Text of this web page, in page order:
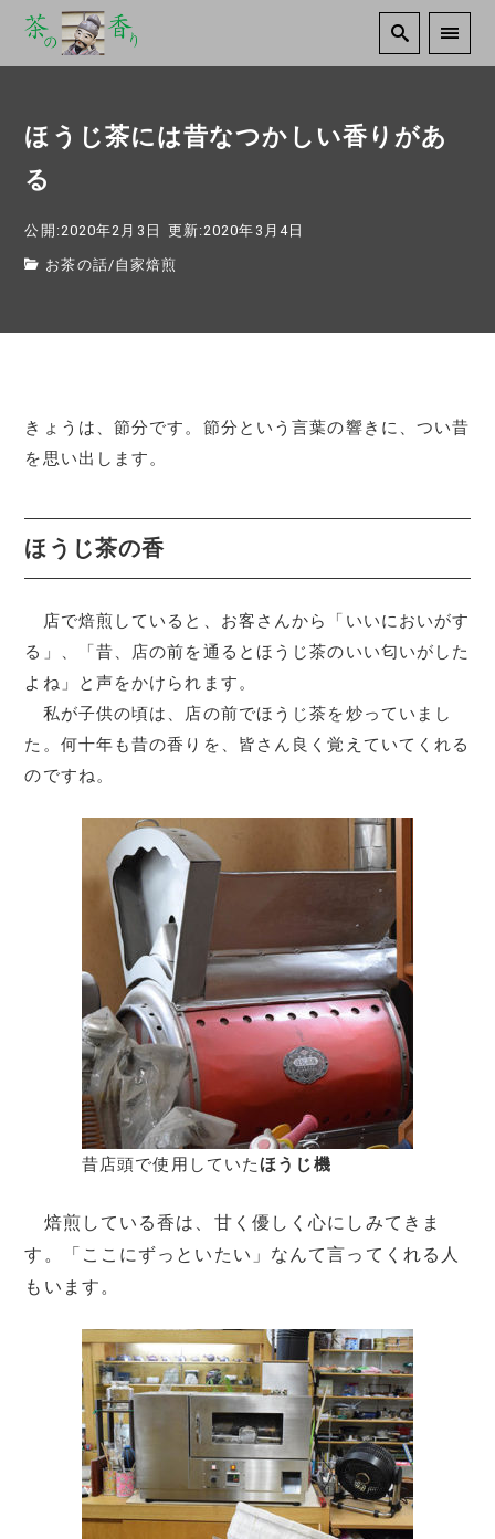
ほうじ茶には昔なつかしい香りがあ
る
公開:2020年2月3日 更新:2020年3月4日
お茶の話/自家焙煎
きょうは、節分です。節分という言葉の響きに、つい昔
を思い出します。
ほうじ茶の香
店で焙煎していると、お客さんから「いいにおいがす
る」、「昔、店の前を通るとほうじ茶のいい匂いがした
よね」と声をかけられます。
私が子供の頃は、店の前でほうじ茶を炒っていまし
た。何十年も昔の香りを、皆さん良く覚えていてくれる
のですね。
昔店頭で使用していたほうじ機
焙煎している香は、甘く優しく心にしみてきま
す。「ここにずっといたい」なんて言ってくれる人
もいます。